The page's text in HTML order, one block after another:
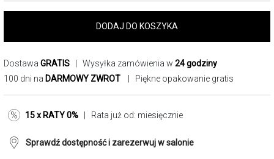
DODAJ DO KOSZYKA
Dostawa GRATIS | Wysyłka zamówienia w 24 godziny
100 dni na DARMOWY ZWROT | Piękne opakowanie gratis
15 x RATY 0% | Rata już od: miesięcznie
Sprawdź dostępność i zarezerwuj w salonie